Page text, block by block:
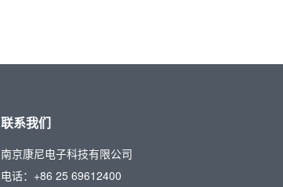
联系我们
南京康尼电子科技有限公司
电话：+86 25 69612400